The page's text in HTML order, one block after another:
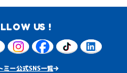
US !
ミー公式SNS一覧